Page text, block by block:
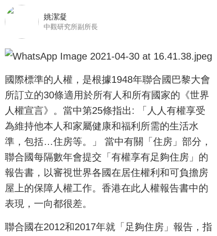
姚潔凝
中觀研究所副所長
國際標準的人權，是根據1948年聯合國巴黎大會
所訂立的30條適用於所有人和所有國家的《世界
人權宣言》。當中第25條指出: 「人人有權享受
為維持他本人和家屬健康和福利所需的生活水
準，包括…住房等。」 當中有關「住房」部分，
聯合國每隔數年會提交「有權享有足夠住房」的
報告書，以審視世界各國在居住權利和可負擔房
屋上的保障人權工作。香港在此人權報告書中的
表現，一向都很差。
聯合國在2012和2017年就「足夠住房」報告，指